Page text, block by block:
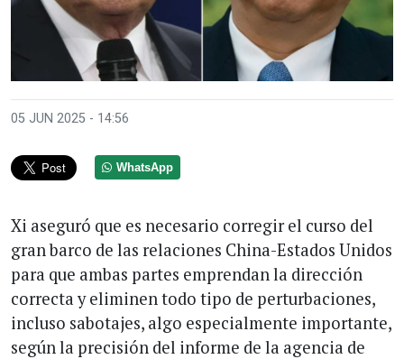
05 JUN 2025 - 14:56
WhatsApp
Xi aseguró que es necesario corregir el curso del
gran barco de las relaciones China-Estados Unidos
para que ambas partes emprendan la dirección
correcta y eliminen todo tipo de perturbaciones,
incluso sabotajes, algo especialmente importante,
según la precisión del informe de la agencia de